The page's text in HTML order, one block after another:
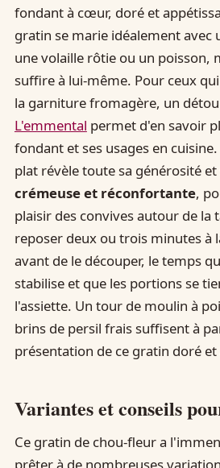
fondant à cœur, doré et
gratin se marie idéalement avec
une volaille rôtie ou un poisson,
suffire à lui-même. Pour ceux
la garniture fromagère, un
L'emmental permet d'en savoir
fondant et ses usages en
plat révèle toute sa générosité et
crémeuse et réconfortante,
plaisir des convives autour de la
reposer deux ou trois minutes à
avant de le découper, le temps
stabilise et que les portions se
l'assiette. Un tour de moulin à
brins de persil frais suffisent à
présentation de ce gratin doré
Variantes et conseils
Ce gratin de chou-fleur a